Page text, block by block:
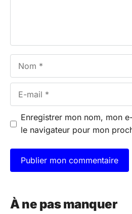
Enregistrer mon nom, mon
le navigateur pour mon
t
À ne pas manquer